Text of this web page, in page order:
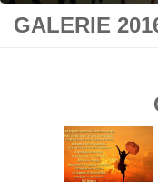
GALERIE